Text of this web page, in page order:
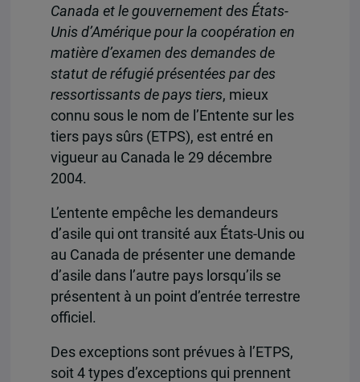
Canada et le gouvernement des États-
Unis d’Amérique pour la coopération en
matière d’examen des demandes de
statut de réfugié présentées par des
ressortissants de pays tiers, mieux
connu sous le nom de l’Entente sur les
tiers pays sûrs (ETPS), est entré en
vigueur au Canada le 29 décembre
2004.
L’entente empêche les demandeurs
d’asile qui ont transité aux États-Unis ou
au Canada de présenter une demande
d’asile dans l’autre pays lorsqu’ils se
présentent à un point d’entrée terrestre
officiel.
Des exceptions sont prévues à l’ETPS,
soit 4 types d’exceptions qui prennent